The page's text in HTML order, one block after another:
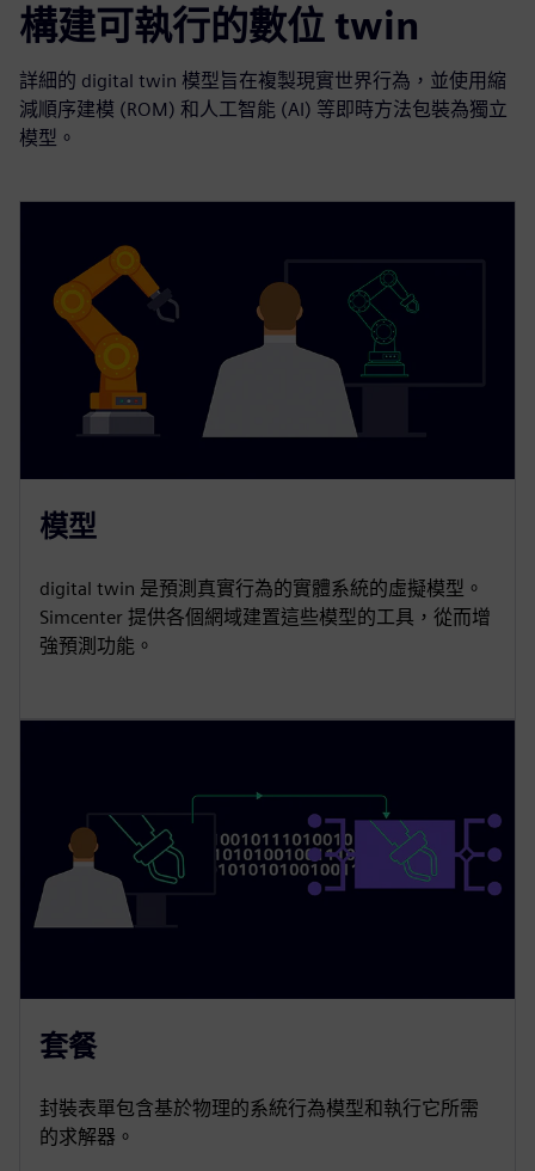
構建可執行的數位 twin
詳細的 digital twin 模型旨在複製現實世界行為，並使用縮
減順序建模 (ROM) 和人工智能 (AI) 等即時方法包裝為獨立
模型。
模型
digital twin 是預測真實行為的實體系統的虛擬模型。
Simcenter 提供各個網域建置這些模型的工具，從而增
強預測功能。
套餐
封裝表單包含基於物理的系統行為模型和執行它所需
的求解器。